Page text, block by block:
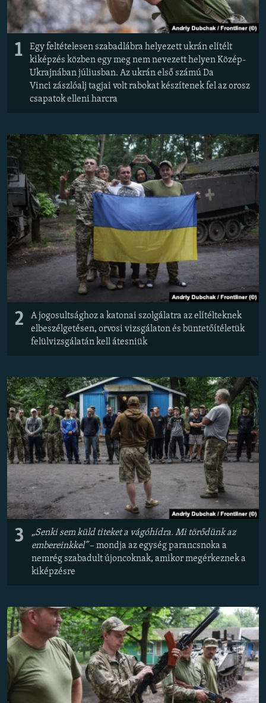
KÖVESSEN MINKET!
Valamennyi RFE/RL weboldal
1
Egy feltételesen szabadlábra helyezett ukrán elítélt
kiképzés közben egy meg nem nevezett helyen Közép-
Ukrajnában júliusban. Az ukrán első számú Da
Vinci zászlóalj tagjai volt rabokat készítenek fel az orosz
csapatok elleni harcra
2
A jogosultsághoz a katonai szolgálatra az elítélteknek
elbeszélgetésen, orvosi vizsgálaton és büntetőítéletük
felülvizsgálatán kell átesniük
3
„Senki sem küld titeket a vágóhídra. Mi törődünk az
embereinkkel”– mondja az egység parancsnoka a
nemrég szabadult újoncoknak, amikor megérkeznek a
kiképzésre